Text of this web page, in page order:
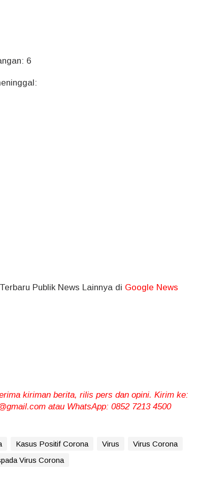
6
Publik News Lainnya di Google News
kiriman berita, rilis pers dan opini. Kirim ke:
atau WhatsApp: 0852 7213 4500
Kasus Positif Corona Virus
Virus Corona
Virus Corona